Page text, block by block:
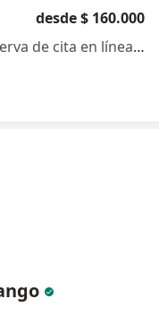
desde $ 160.000
Este especialista no ofrece reserva de cita en línea en esta dirección.